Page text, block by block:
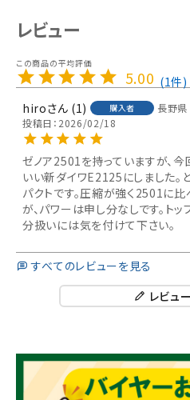
レビュー
5.00
1
hiro
1 購入者 長野県
投稿日 2026/02/18
ゼノア2501を持っていますが、
いい新ダイワE2125にしました。
パクトです。圧縮が強く2501に
が、パワーは申し分なしです。ト
分扱いには気を付けて下さい。
すべてのレビューを見る
レビュ